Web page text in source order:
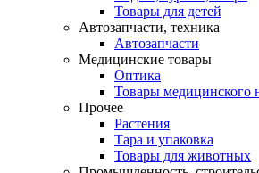
Товары для детей
Автозапчасти, техника
Автозапчасти
Медицинские товары
Оптика
Товары медицинского
Прочее
Растения
Тара и упаковка
Товары для животных